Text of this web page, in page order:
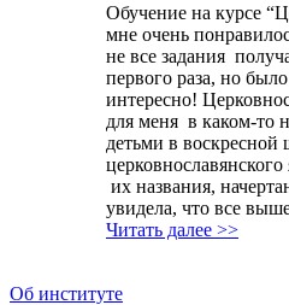
Обучение на курсе
мне очень
не все задания
первого раза, но
интересно!
для меня в каком-то
детьми в воскресной
их названия,
увидела, что все
Читать далее >>
Об институте